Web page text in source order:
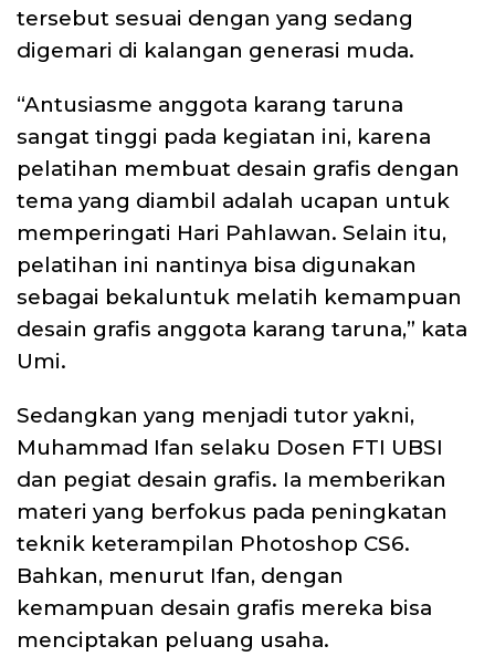
tersebut sesuai dengan yang sedang
digemari di kalangan generasi muda.
“Antusiasme anggota karang taruna
sangat tinggi pada kegiatan ini, karena
pelatihan membuat desain grafis dengan
tema yang diambil adalah ucapan untuk
memperingati Hari Pahlawan. Selain itu,
pelatihan ini nantinya bisa digunakan
sebagai bekaluntuk melatih kemampuan
desain grafis anggota karang taruna,” kata
Umi.
Sedangkan yang menjadi tutor yakni,
Muhammad Ifan selaku Dosen FTI UBSI
dan pegiat desain grafis. Ia memberikan
materi yang berfokus pada peningkatan
teknik keterampilan Photoshop CS6.
Bahkan, menurut Ifan, dengan
kemampuan desain grafis mereka bisa
menciptakan peluang usaha.